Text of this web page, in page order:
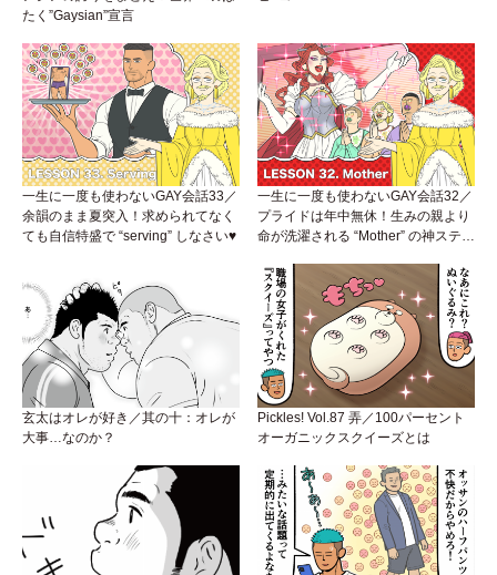
たく”Gaysian”宣言
一生に一度も使わないGAY会話33／
余韻のまま夏突入！求められてなく
ても自信特盛で “serving” しなさい♥
一生に一度も使わないGAY会話32／
プライドは年中無休！生みの親より
命が洗濯される “Mother” の神ステー
玄太はオレが好き／其の十：オレが
大事…なのか？
Pickles! Vol.87 弄／100パーセント
オーガニックスクイーズとは